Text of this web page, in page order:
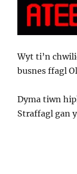
Wyt ti’n
busnes ffagl
Dyma tiwn
Straffagl gan